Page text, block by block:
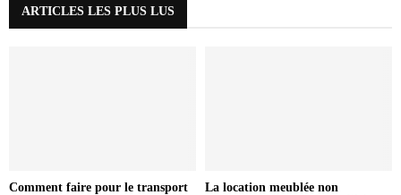
ARTICLES LES PLUS LUS
Comment faire pour le transport
La location meublée non